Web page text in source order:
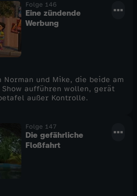
Folge 146
Eine zündende
Werbung
Norman und Mike, die beide am
aufführen wollen, gerät
außer Kontrolle.
Folge 147
Die gefährliche
Floßfahrt